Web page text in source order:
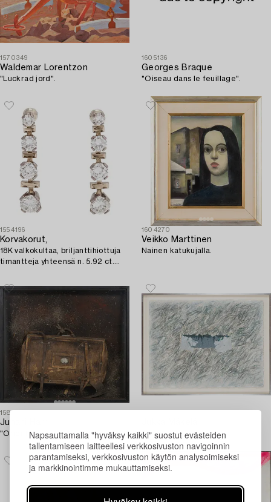
Napsauttamalla "hyväksy kaikki" suostut evästeiden
tallentamiseen laitteellesi verkkosivuston navigoinnin
parantamiseksi, verkkosivuston käytön analysoimiseksi
ja markkinointimme mukauttamiseksi.
1570349
Waldemar Lorentzon
"Luckrad jord".
1605136
Georges Braque
"Oiseau dans le feuillage".
1554196
Korvakorut,
18K valkokultaa, briljanttihiottuja
timantteja yhteensä n. 5.92 ct.
1604270
Veikko Marttinen
Nainen katukujalla.
1589933
Juhani Harri
"Oriental Express". Nimetön.